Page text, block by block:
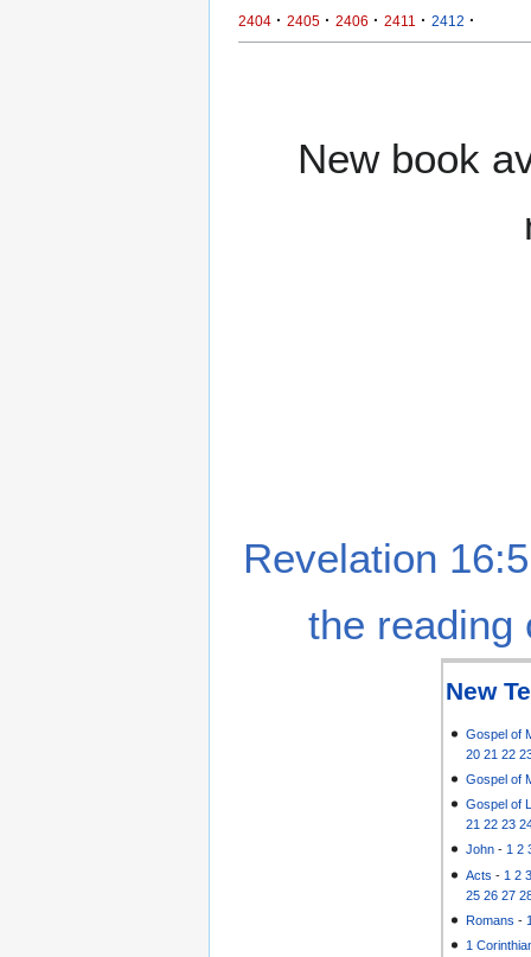
2404 · 2405 · 2406 · 2411 · 2412 ·
New book
Revelation
the reading
New
Gospel of
20 21 22
Gospel of
Gospel of
21 22 23
John -1 2
Acts - 1 2
25 26 27
Romans -
1